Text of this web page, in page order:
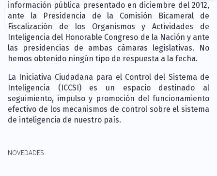
información pública presentado en diciembre del 2012,
ante la Presidencia de la Comisión Bicameral de
Fiscalización de los Organismos y Actividades de
Inteligencia del Honorable Congreso de la Nación y ante
las presidencias de ambas cámaras legislativas. No
hemos obtenido ningún tipo de respuesta a la fecha.
La Iniciativa Ciudadana para el Control del Sistema de
Inteligencia (ICCSI) es un espacio destinado al
seguimiento, impulso y promoción del funcionamiento
efectivo de los mecanismos de control sobre el sistema
de inteligencia de nuestro país.
NOVEDADES